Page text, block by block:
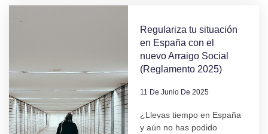
Regulariza tu situación
en España con el
nuevo Arraigo Social
(Reglamento 2025)
11 De Junio De 2025
¿Llevas tiempo en España
y aún no has podido